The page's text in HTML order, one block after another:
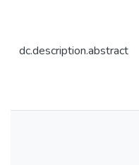
dc.description.abstract